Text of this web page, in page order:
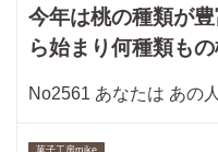
今年は桃の種類が
ら始まり何種類も
No2561 あなたは あ